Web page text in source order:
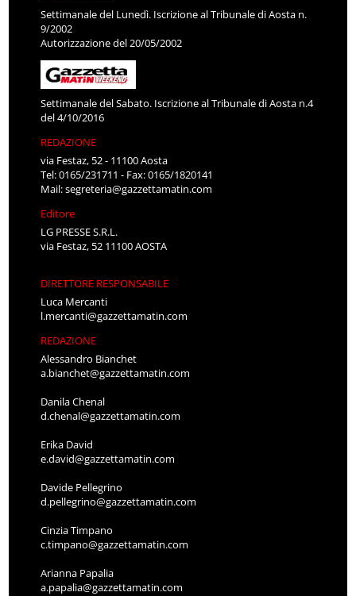
Settimanale del Lunedì. Iscrizione al Tribunale di Aosta n.
9/2002
Autorizzazione del 20/05/2002
Settimanale del Sabato. Iscrizione al Tribunale di Aosta n.4
del 4/10/2016
REDAZIONE
via Festaz, 52 - 11100 Aosta
Tel: 0165/231711 - Fax: 0165/1820141
Mail:segreteria@gazzettamatin.com
Editore
LG PRESSE S.R.L.
via Festaz, 52 11100 AOSTA
DIRETTORE RESPONSABILE
Luca Mercanti
l.mercanti@gazzettamatin.com
REDAZIONE
Alessandro Bianchet
a.bianchet@gazzettamatin.com
Danila Chenal
d.chenal@gazzettamatin.com
Erika David
e.david@gazzettamatin.com
Davide Pellegrino
d.pellegrino@gazzettamatin.com
Cinzia Timpano
c.timpano@gazzettamatin.com
Arianna Papalia
a.papalia@gazzettamatin.com